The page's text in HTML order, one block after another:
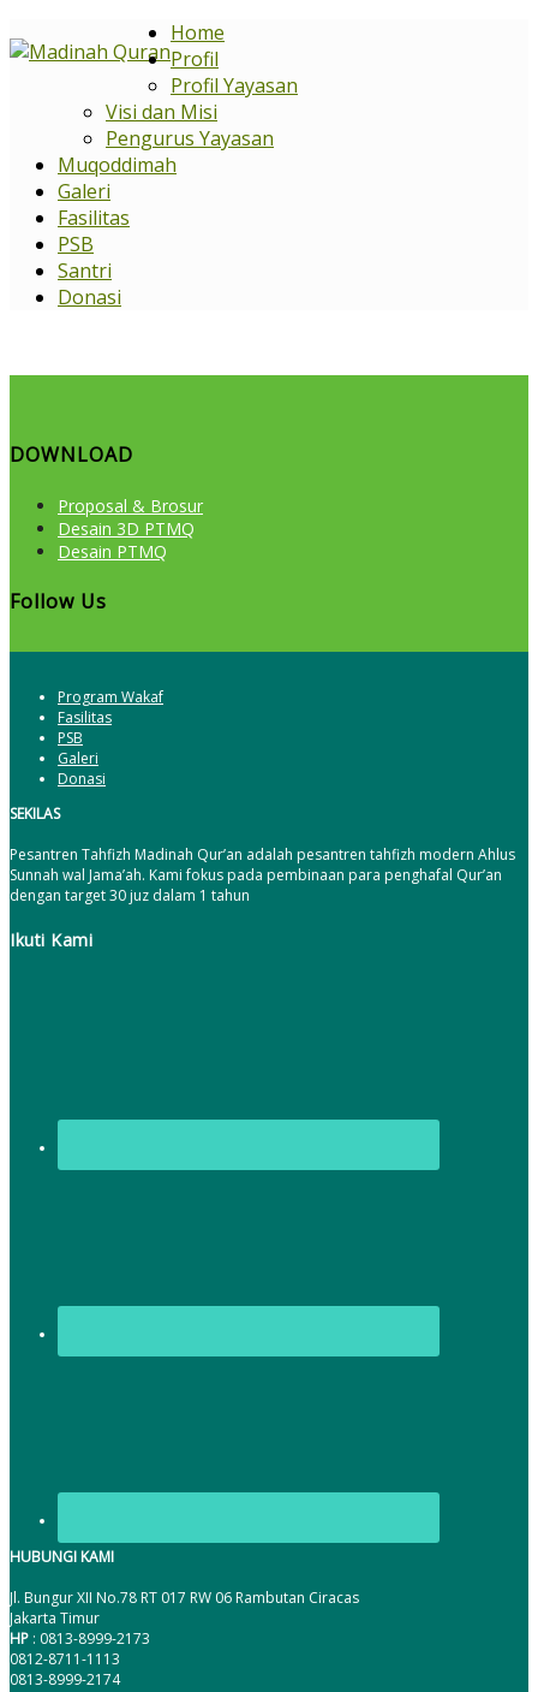
Home
Profil
Profil Yayasan
Visi dan Misi
Pengurus Yayasan
Muqoddimah
Galeri
Fasilitas
PSB
Santri
Donasi
DOWNLOAD
Proposal & Brosur
Desain 3D PTMQ
Desain PTMQ
Follow Us
Program Wakaf
Fasilitas
PSB
Galeri
Donasi
SEKILAS
Pesantren Tahfizh Madinah Qur’an adalah pesantren tahfizh modern Ahlus
Sunnah wal Jama’ah. Kami fokus pada pembinaan para penghafal Qur’an
dengan target 30 juz dalam 1 tahun
Ikuti Kami
HUBUNGI KAMI
Jl. Bungur XII No.78 RT 017 RW 06 Rambutan Ciracas
Jakarta Timur
HP : 0813-8999-2173
0812-8711-1113
0813-8999-2174